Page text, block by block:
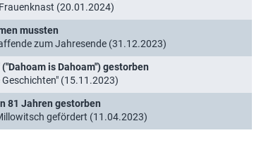
(20.01.2024)
mussten
zum Jahresende (31.12.2023)
is Dahoam") gestorben
(15.11.2023)
81 Jahren gestorben
gefördert (11.04.2023)